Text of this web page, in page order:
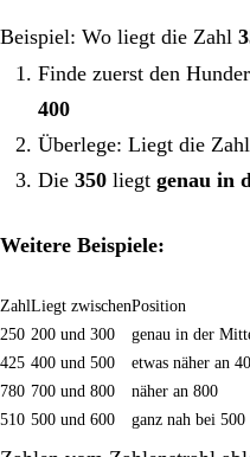
Beispiel: Wo liegt die Zahl
Finde zuerst den
400
Überlege: Liegt die
Die 350 liegt genau in
Weitere Beispiele:
ZahlLiegt zwischenPosition
250 200 und 300
genau in der
425 400 und 500
etwas näher an
780 700 und 800
näher an 800
510 500 und 600 ganz nah bei 500